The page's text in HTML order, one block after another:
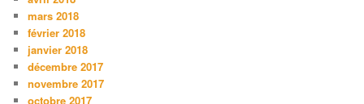
mars 2018
février 2018
janvier 2018
décembre 2017
novembre 2017
octobre 2017